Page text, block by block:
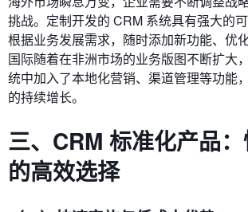
挑战。定制开发的 CRM 系统具有强大的
根据业务发展需求，随时添加新功能、优
国际随着在非洲市场的业务版图不断扩大
统中加入了本地化营销、渠道管理等功能
的持续增长。
三、CRM 标准化产品
的高效选择